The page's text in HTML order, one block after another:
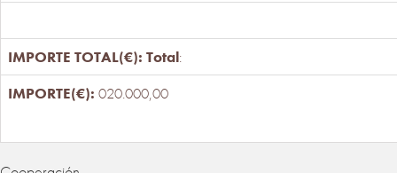
Total:
020.000,00